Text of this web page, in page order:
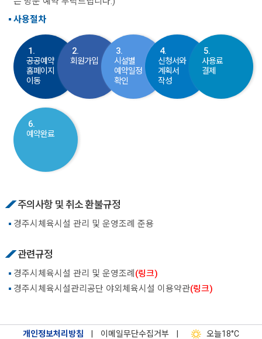
사용절차
1.
공공예약
홈페이지
이동
2.
회원가입
3.
시설별
예약일정
확인
4.
신청서와
계획서
작성
5.
사용료
결제
6.
예약완료
주의사항 및 취소 환불규정
경주시체육시설 관리 및 운영조례 준용
관련규정
경주시체육시설 관리 및 운영조례 (링크)
경주시체육시설관리공단 야외체육시설 이용약관(링크)
개인정보처리방침 이메일무단수집거부 오늘18°C